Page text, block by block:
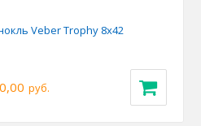
Veber Trophy 8х42
руб.